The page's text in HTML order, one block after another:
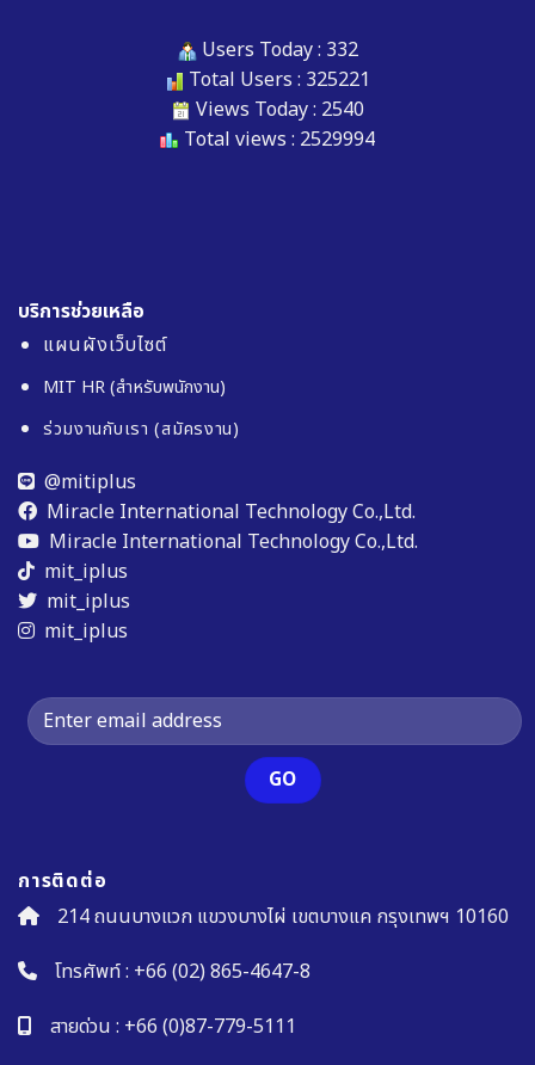
Users Today : 332
Total Users : 325221
Views Today : 2540
Total views : 2529994
บริการช่วยเหลือ
แผนผังเว็บไซต์
MIT HR (สำหรับพนักงาน)
ร่วมงานกับเรา (สมัครงาน)
@mitiplus
Miracle International Technology Co.,Ltd.
Miracle International Technology Co.,Ltd.
mit_iplus
mit_iplus
mit_iplus
การติดต่อ
214 ถนนบางแวก แขวงบางไผ่ เขตบางแค กรุงเทพฯ 10160
โทรศัพท์ : +66 (02) 865-4647-8
สายด่วน : +66 (0)87-779-5111